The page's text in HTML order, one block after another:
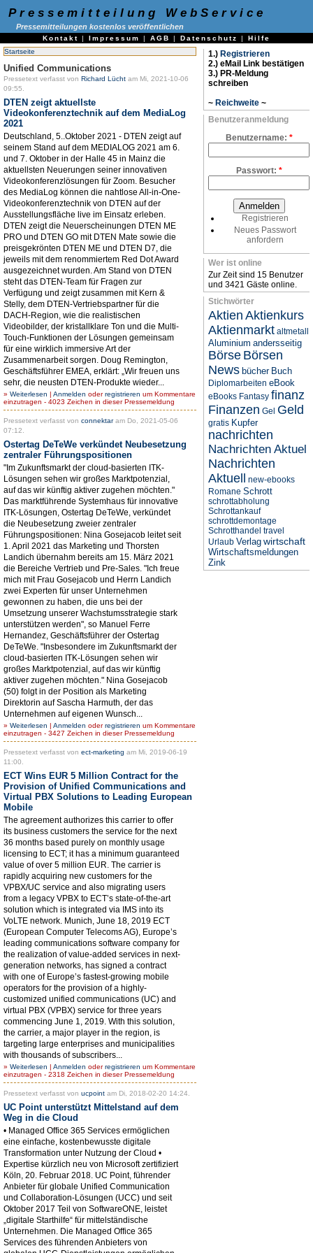
Pressemitteilung WebService
Pressemitteilungen kostenlos veröffentlichen
Kontakt | Impressum | AGB | Datenschutz | Hilfe
Startseite
Unified Communications
Pressetext verfasst von Richard Lücht am Mi, 2021-10-06
09:55.
DTEN zeigt aktuellste
Videokonferenztechnik auf dem MediaLog
2021
Deutschland, 5..Oktober 2021 - DTEN zeigt auf
seinem Stand auf dem MEDIALOG 2021 am 6.
und 7. Oktober in der Halle 45 in Mainz die
aktuellsten Neuerungen seiner innovativen
Videokonferenzlösungen für Zoom. Besucher
des MediaLog können die nahtlose All-in-One-
Videokonferenztechnik von DTEN auf der
Ausstellungsfläche live im Einsatz erleben.
DTEN zeigt die Neuerscheinungen DTEN ME
PRO und DTEN GO mit DTEN Mate sowie die
preisgekrönten DTEN ME und DTEN D7, die
jeweils mit dem renommiertem Red Dot Award
ausgezeichnet wurden. Am Stand von DTEN
steht das DTEN-Team für Fragen zur
Verfügung und zeigt zusammen mit Kern &
Stelly, dem DTEN-Vertriebspartner für die
DACH-Region, wie die realistischen
Videobilder, der kristallklare Ton und die Multi-
Touch-Funktionen der Lösungen gemeinsam
für eine wirklich immersive Art der
Zusammenarbeit sorgen. Doug Remington,
Geschäftsführer EMEA, erklärt: „Wir freuen uns
sehr, die neusten DTEN-Produkte wieder...
» Weiterlesen | Anmelden oderregistrieren um Kommentare
einzutragen - 4023 Zeichen in dieser Pressemeldung
Pressetext verfasst von connektaram Do, 2021-05-06
07:12.
Ostertag DeTeWe verkündet Neubesetzung
zentraler Führungspositionen
"Im Zukunftsmarkt der cloud-basierten ITK-
Lösungen sehen wir großes Marktpotenzial,
auf das wir künftig aktiver zugehen möchten."
Das marktführende Systemhaus für innovative
ITK-Lösungen, Ostertag DeTeWe, verkündet
die Neubesetzung zweier zentraler
Führungspositionen: Nina Gosejacob leitet seit
1. April 2021 das Marketing und Thorsten
Landich übernahm bereits am 15. März 2021
die Bereiche Vertrieb und Pre-Sales. "Ich freue
mich mit Frau Gosejacob und Herrn Landich
zwei Experten für unser Unternehmen
gewonnen zu haben, die uns bei der
Umsetzung unserer Wachstumsstrategie stark
unterstützen werden", so Manuel Ferre
Hernandez, Geschäftsführer der Ostertag
DeTeWe. "Insbesondere im Zukunftsmarkt der
cloud-basierten ITK-Lösungen sehen wir
großes Marktpotenzial, auf das wir künftig
aktiver zugehen möchten." Nina Gosejacob
(50) folgt in der Position als Marketing
Direktorin auf Sascha Harmuth, der das
Unternehmen auf eigenen Wunsch...
» Weiterlesen | Anmelden oderregistrieren um Kommentare
einzutragen - 3427 Zeichen in dieser Pressemeldung
Pressetext verfasst von ect-marketing am Mi, 2019-06-19
11:00.
ECT Wins EUR 5 Million Contract for the
Provision of Unified Communications and
Virtual PBX Solutions to Leading European
Mobile
The agreement authorizes this carrier to offer
its business customers the service for the next
36 months based purely on monthly usage
licensing to ECT; it has a minimum guaranteed
value of over 5 million EUR. The carrier is
rapidly acquiring new customers for the
VPBX/UC service and also migrating users
from a legacy VPBX to ECT’s state-of-the-art
solution which is integrated via IMS into its
VoLTE network. Munich, June 18, 2019 ECT
(European Computer Telecoms AG), Europe’s
leading communications software company for
the realization of value-added services in next-
generation networks, has signed a contract
with one of Europe’s fastest-growing mobile
operators for the provision of a highly-
customized unified communications (UC) and
virtual PBX (VPBX) service for three years
commencing June 1, 2019. With this solution,
the carrier, a major player in the region, is
targeting large enterprises and municipalities
with thousands of subscribers...
» Weiterlesen | Anmelden oderregistrieren um Kommentare
einzutragen - 2318 Zeichen in dieser Pressemeldung
Pressetext verfasst von ucpoint am Di, 2018-02-20 14:24.
UC Point unterstützt Mittelstand auf dem
Weg in die Cloud
• Managed Office 365 Services ermöglichen
eine einfache, kostenbewusste digitale
Transformation unter Nutzung der Cloud •
Expertise kürzlich neu von Microsoft zertifiziert
Köln, 20. Februar 2018. UC Point, führender
Anbieter für globale Unified Communication
und Collaboration-Lösungen (UCC) und seit
Oktober 2017 Teil von SoftwareONE, leistet
„digitale Starthilfe“ für mittelständische
Unternehmen. Die Managed Office 365
Services des führenden Anbieters von
1.) Registrieren
2.) eMail Link bestätigen
3.) PR-Meldung
schreiben
~ Reichweite ~
Benutzeranmeldung
Benutzername: *
Passwort: *
Registrieren
Neues Passwort
anfordern
Wer ist online
Zur Zeit sind 15 Benutzer
und 3421 Gäste online.
Stichwörter
Aktien Aktienkurs
Aktienmarkt altmetall
Aluminium andersseitig
Börse Börsen
News bücher Buch
Diplomarbeiten eBook
eBooks Fantasy finanz
Finanzen Gel Geld
gratis Kupfer
nachrichten
Nachrichten Aktuel
Nachrichten
Aktuell
new-ebooks
Romane Schrott
schrottabholung
Schrottankauf
schrottdemontage
Schrotthandel travel
Urlaub Verlag wirtschaft
Wirtschaftsmeldungen
Zink